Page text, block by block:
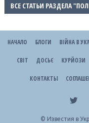
ВСЕ СТАТЬИ РАЗДЕЛА
НАЧАЛО БЛОГИ ВІЙНА В
СВІТ ДОСЬЄ КУРЙОЗИ
КОНТАКТЫ
© Известия в